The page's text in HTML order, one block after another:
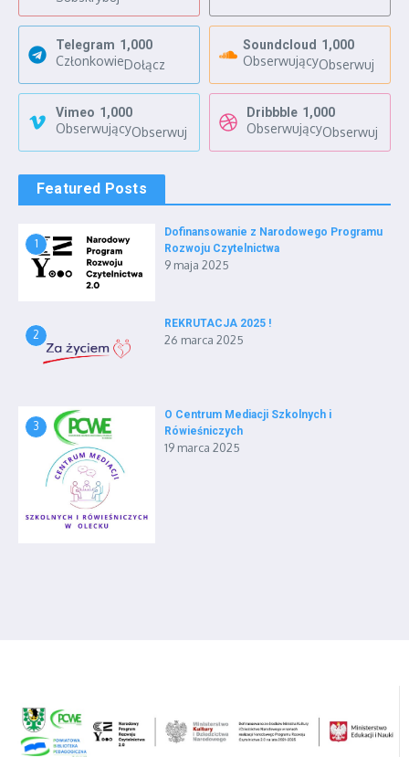
Telegram 1,000
CzłonkowieDołącz
Soundcloud 1,000
ObserwującyObserwuj
Vimeo 1,000
ObserwującyObserwuj
Dribbble 1,000
ObserwującyObserwuj
Featured Posts
1
Dofinansowanie z Narodowego Programu
Rozwoju Czytelnictwa
9 maja 2025
2
REKRUTACJA 2025 !
26 marca 2025
3
O Centrum Mediacji Szkolnych i
Rówieśniczych
19 marca 2025